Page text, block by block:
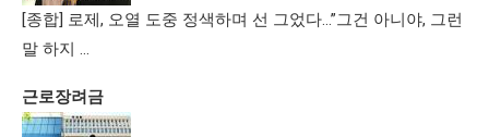
[종합] 로제, 오열 도중 정색하며 선 그었다…”그건 아니야, 그런
말 하지 …
근로장려금